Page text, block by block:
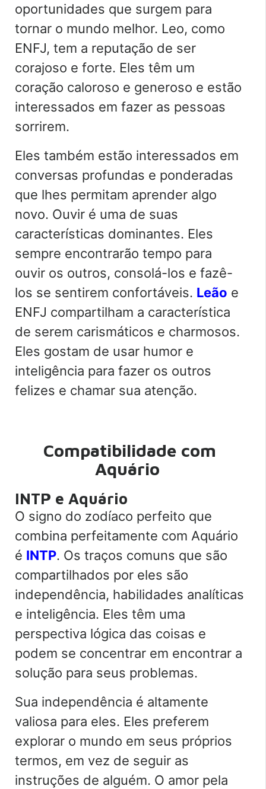
oportunidades que surgem para
tornar o mundo melhor. Leo, como
ENFJ, tem a reputação de ser
corajoso e forte. Eles têm um
coração caloroso e generoso e estão
interessados em fazer as pessoas
sorrirem.
Eles também estão interessados em
conversas profundas e ponderadas
que lhes permitam aprender algo
novo. Ouvir é uma de suas
características dominantes. Eles
sempre encontrarão tempo para
ouvir os outros, consolá-los e fazê-
los se sentirem confortáveis. Leão e
ENFJ compartilham a característica
de serem carismáticos e charmosos.
Eles gostam de usar humor e
inteligência para fazer os outros
felizes e chamar sua atenção.
Compatibilidade com
Aquário
INTP e Aquário
O signo do zodíaco perfeito que
combina perfeitamente com Aquário
é INTP. Os traços comuns que são
compartilhados por eles são
independência, habilidades analíticas
e inteligência. Eles têm uma
perspectiva lógica das coisas e
podem se concentrar em encontrar a
solução para seus problemas.
Sua independência é altamente
valiosa para eles. Eles preferem
explorar o mundo em seus próprios
termos, em vez de seguir as
instruções de alguém. O amor pela